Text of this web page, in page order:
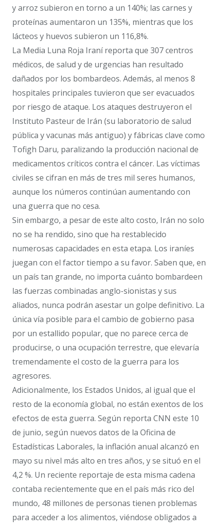
y arroz subieron en torno a un 140%; las carnes y
proteínas aumentaron un 135%, mientras que los
lácteos y huevos subieron un 116,8%.
La Media Luna Roja Iraní reporta que 307 centros
médicos, de salud y de urgencias han resultado
dañados por los bombardeos. Además, al menos 8
hospitales principales tuvieron que ser evacuados
por riesgo de ataque. Los ataques destruyeron el
Instituto Pasteur de Irán (su laboratorio de salud
pública y vacunas más antiguo) y fábricas clave como
Tofigh Daru, paralizando la producción nacional de
medicamentos críticos contra el cáncer. Las víctimas
civiles se cifran en más de tres mil seres humanos,
aunque los números continúan aumentando con
una guerra que no cesa.
Sin embargo, a pesar de este alto costo, Irán no solo
no se ha rendido, sino que ha restablecido
numerosas capacidades en esta etapa. Los iraníes
juegan con el factor tiempo a su favor. Saben que, en
un país tan grande, no importa cuánto bombardeen
las fuerzas combinadas anglo-sionistas y sus
aliados, nunca podrán asestar un golpe definitivo. La
única vía posible para el cambio de gobierno pasa
por un estallido popular, que no parece cerca de
producirse, o una ocupación terrestre, que elevaría
tremendamente el costo de la guerra para los
agresores.
Adicionalmente, los Estados Unidos, al igual que el
resto de la economía global, no están exentos de los
efectos de esta guerra. Según reporta CNN este 10
de junio, según nuevos datos de la Oficina de
Estadísticas Laborales, la inflación anual alcanzó en
mayo su nivel más alto en tres años, y se situó en el
4,2 %. Un reciente reportaje de esta misma cadena
contaba recientemente que en el país más rico del
mundo, 48 millones de personas tienen problemas
para acceder a los alimentos, viéndose obligados a